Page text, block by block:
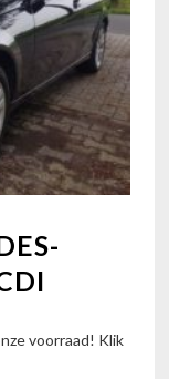
voorraad! Klik